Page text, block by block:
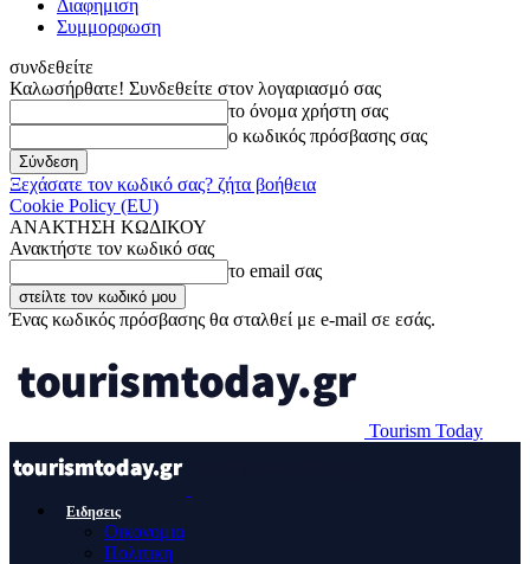
Διαφημιση
Συμμορφωση
συνδεθείτε
Καλωσήρθατε! Συνδεθείτε στον λογαριασμό σας
το όνομα χρήστη σας
ο κωδικός πρόσβασης σας
Ξεχάσατε τον κωδικό σας? ζήτα βοήθεια
Cookie Policy (EU)
ΑΝΑΚΤΗΣΗ ΚΩΔΙΚΟΥ
Ανακτήστε τον κωδικό σας
το email σας
Ένας κωδικός πρόσβασης θα σταλθεί με e-mail σε εσάς.
Tourism Today
Ειδησεις
Οικονομια
Πολιτικη